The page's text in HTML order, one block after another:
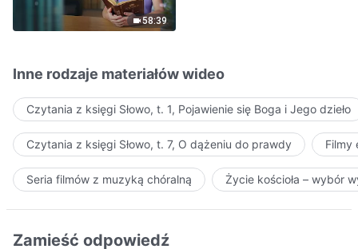
58:39
Inne rodzaje materiałów wideo
Czytania z księgi Słowo, t. 1, Pojawienie się Boga i Jego dzieło
Czytania z księgi Słowo, t. 7, O dążeniu do prawdy Filmy
Seria filmów z muzyką chóralną Życie kościoła – wybór
Zamieść odpowiedź